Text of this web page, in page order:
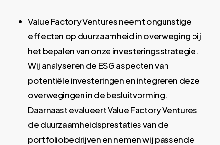
Value Factory Ventures neemt ongunstige
effecten op duurzaamheid in overweging bij
het bepalen van onze investeringsstrategie.
Wij analyseren de ESG aspecten van
potentiële investeringen en integreren deze
overwegingen in de besluitvorming.
Daarnaast evalueert Value Factory Ventures
de duurzaamheidsprestaties van de
portfoliobedrijven en nemen wij passende